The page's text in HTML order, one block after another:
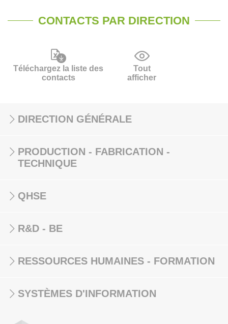
CONTACTS PAR DIRECTION
Téléchargez la liste des
contacts
Tout
afficher
DIRECTION GÉNÉRALE
PRODUCTION - FABRICATION -
TECHNIQUE
QHSE
R&D - BE
RESSOURCES HUMAINES - FORMATION
SYSTÈMES D'INFORMATION